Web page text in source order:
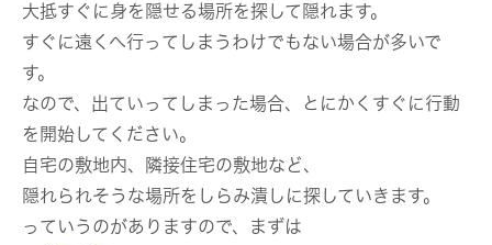
大抵すぐに身を隠せる場所を探して隠れます。
すぐに遠くへ行ってしまうわけでもない場合が多いで
す。
なので、出ていってしまった場合、とにかくすぐに行動
を開始してください。
自宅の敷地内、隣接住宅の敷地など、
隠れられそうな場所をしらみ潰しに探していきます。
っていうのがありますので、まずは